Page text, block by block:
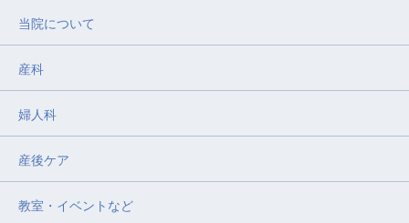
当院について
産科
婦人科
産後ケア
教室・イベントなど